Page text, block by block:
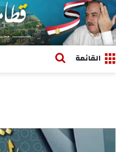
القائمة